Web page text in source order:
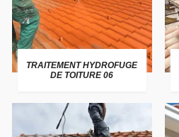
TRAITEMENT HYDROFUGE
DE TOITURE 06